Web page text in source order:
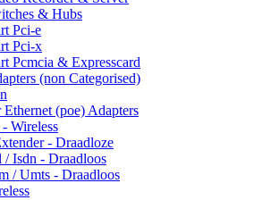
& Hubs
Pci-e
Pci-x
Pcmcia & Expresscard
(non Categorised)
(poe) Adapters
Wireless
- Draadloze
/ Isdn - Draadloos
/ Umts - Draadloos